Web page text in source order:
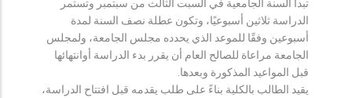
تبدأ السنة الجامعية في السبت الثالث من سبتمبر وتستمر
الدراسة ثلاثين أسبوعيًا، وتكون عطلة نصف السنة لمدة
أسبوعين وفقًا للموعد الذي يحدده مجلس الجامعة، ولمجلس
الجامعة مراعاة للصالح العام أن يقرر بدء الدراسة أوانتهائها
قبل المواعيد المذكورة وبعدها.
يقيد الطالب بالكلية بناءً على طلب يقدمه قبل افتتاح الدراسة،